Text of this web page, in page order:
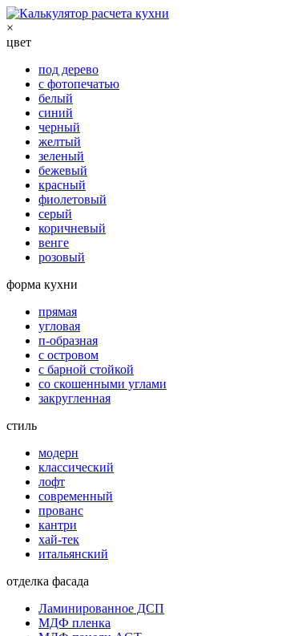
×
цвет
под дерево
с фотопечатью
белый
синий
черный
желтый
зеленый
бежевый
красный
фиолетовый
серый
коричневый
венге
розовый
форма кухни
прямая
угловая
п-образная
с островом
с барной стойкой
со скошенными углами
закругленная
стиль
модерн
классический
лофт
современный
прованс
кантри
хай-тек
итальянский
отделка фасада
Ламинированное ДСП
МДФ пленка